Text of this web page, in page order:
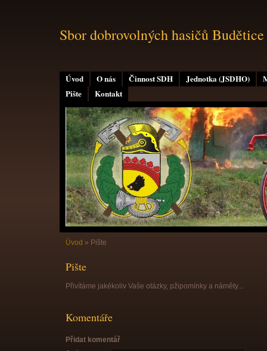
Úvod O nás Činnost SDH Jednotka (JSDHO)
Pište
Kontakt
Sbor dobrovolných hasičů Budětice
Úvod » Pište
Pište
Přivítáme jakékoliv Vaše otázky, pžipomínky a náměty...
Komentáře
Přidat komentář